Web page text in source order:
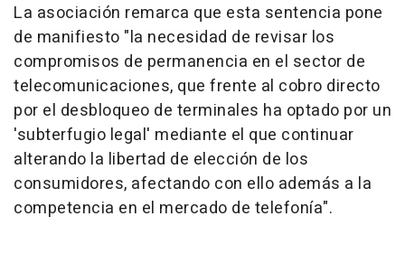
La asociación remarca que esta sentencia pone
de manifiesto "la necesidad de revisar los
compromisos de permanencia en el sector de
telecomunicaciones, que frente al cobro directo
por el desbloqueo de terminales ha optado por un
'subterfugio legal' mediante el que continuar
alterando la libertad de elección de los
consumidores, afectando con ello además a la
competencia en el mercado de telefonía".